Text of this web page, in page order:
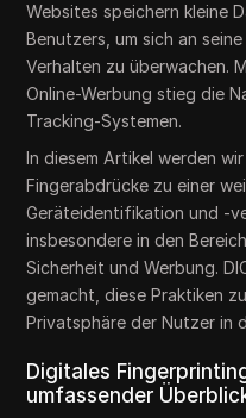
Websites speichern kleine
Benutzers, um sich an
Verhalten zu überwachen.
Online-Werbung stieg die
Tracking-Systemen.
In diesem Artikel werden
Fingerabdrücke zu einer
Geräteidentifikation und -
insbesondere in den
Sicherheit und Werbung.
gemacht, diese Praktiken
Privatsphäre der Nutzer in
Digitales
umfassender